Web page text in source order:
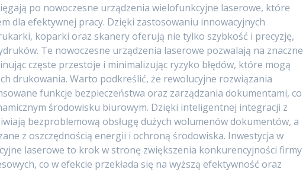
po nowoczesne urządzenia wielofunkcyjne laserowe, które
dla efektywnej pracy. Dzięki zastosowaniu innowacyjnych
koparki oraz skanery oferują nie tylko szybkość i precyzję,
Te nowoczesne urządzenia laserowe pozwalają na znaczne
częste przestoje i minimalizując ryzyko błędów, które mogą
drukowania. Warto podkreślić, że rewolucyjne rozwiązania
funkcje bezpieczeństwa oraz zarządzania dokumentami, co
środowisku biurowym. Dzięki inteligentnej integracji z
bezproblemową obsługę dużych wolumenów dokumentów, a
z oszczędnością energii i ochroną środowiska. Inwestycja w
laserowe to krok w stronę zwiększenia konkurencyjności firmy
co w efekcie przekłada się na wyższą efektywność oraz